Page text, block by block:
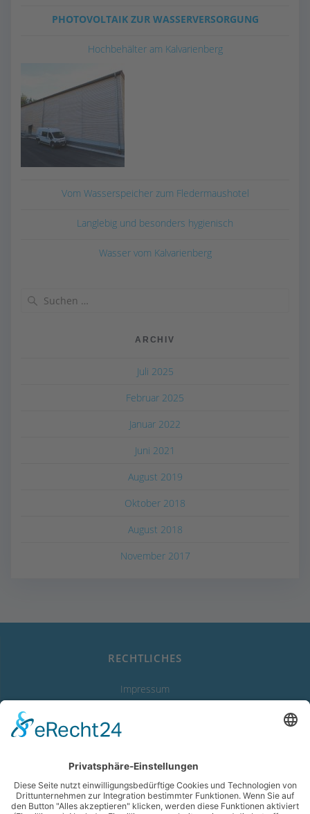
PHOTOVOLTAIK ZUR WASSERVERSORGUNG
Hochbehälter am Kalvarienberg
Vom Wasserspeicher zum Fledermaushotel
Langlebig und besonders hygienisch
Wasser vom Kalvarienberg
ARCHIV
Juli 2025
Februar 2025
Januar 2022
Juni 2021
August 2019
Oktober 2018
August 2018
November 2017
RECHTLICHES
Impressum
Erklärung zur Barrierefreiheit
LINKS
Abwasserverband